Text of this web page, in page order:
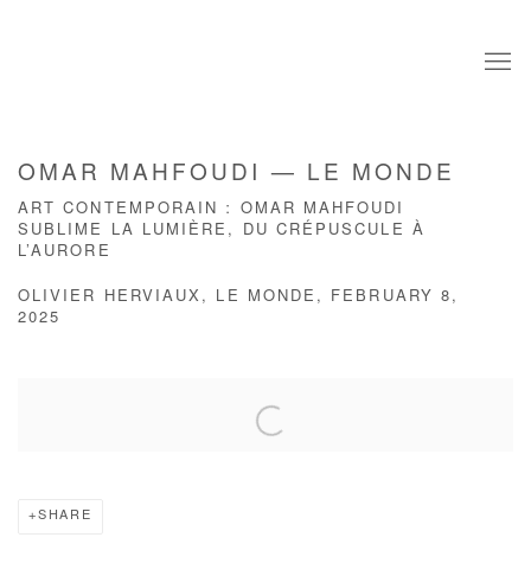
OMAR MAHFOUDI — LE MONDE
ART CONTEMPORAIN : OMAR MAHFOUDI
SUBLIME LA LUMIÈRE, DU CRÉPUSCULE À
L’AURORE
OLIVIER HERVIAUX, LE MONDE, FEBRUARY 8,
2025
SHARE